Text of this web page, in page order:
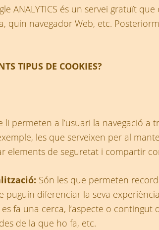
ANALYTICS és un servei gratuït
quin navegador Web, etc.
TIPUS DE COOKIES?
li permeten a l’usuari la navegació a
les que serveixen per al
elements de seguretat i compartir
Són les que permeten
diferenciar la seva
fa una cerca, l’aspecte o
de la que ho fa, etc.